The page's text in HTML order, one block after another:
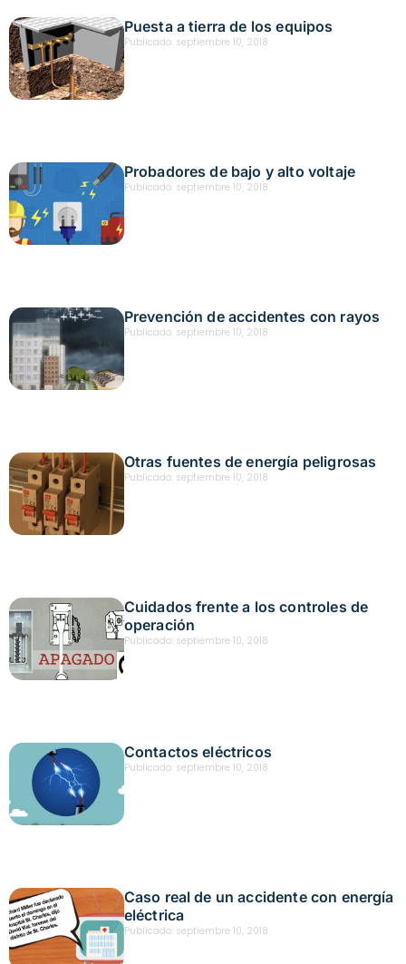
Puesta a tierra de los equipos
Publicado: septiembre 10, 2018
Probadores de bajo y alto voltaje
Publicado: septiembre 10, 2018
Prevención de accidentes con rayos
Publicado: septiembre 10, 2018
Otras fuentes de energía peligrosas
Publicado: septiembre 10, 2018
Cuidados frente a los controles de
operación
Publicado: septiembre 10, 2018
Contactos eléctricos
Publicado: septiembre 10, 2018
Caso real de un accidente con energía
eléctrica
Publicado: septiembre 10, 2018